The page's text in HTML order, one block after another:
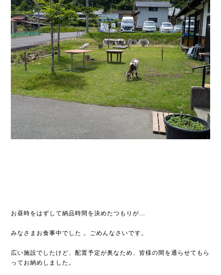
お昼時をはずして納品時間を決めたつもりが…
みなさまお食事中でした 。ごめんなさいです。
広い施設でしたけど、配置予定が奥なため、皆様の間を通らせてもら
ってお納めしました。